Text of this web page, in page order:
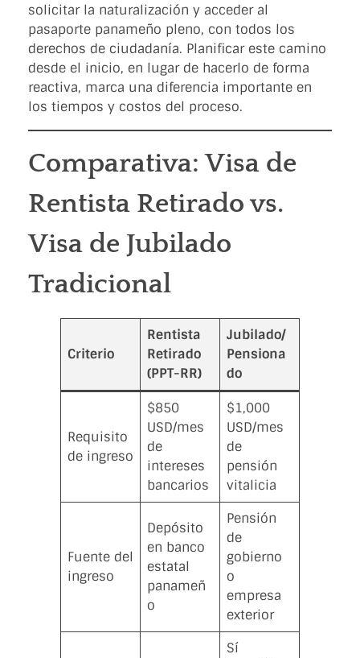
solicitar la naturalización y acceder al
pasaporte panameño pleno, con todos los
derechos de ciudadanía. Planificar este camino
desde el inicio, en lugar de hacerlo de forma
reactiva, marca una diferencia importante en
los tiempos y costos del proceso.
Comparativa: Visa de
Rentista Retirado vs.
Visa de Jubilado
Tradicional
Criterio
Rentista
Retirado
(PPT-RR)
Jubilado/
Pensiona
do
Requisito
de ingreso
$850
USD/mes
de
intereses
bancarios
$1,000
USD/mes
de
pensión
vitalicia
Fuente del
ingreso
Depósito
en banco
estatal
panameñ
o
Pensión
de
gobierno
o
empresa
exterior
Sí